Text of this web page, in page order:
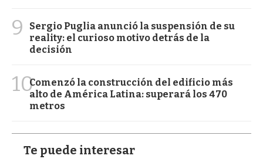
9
Sergio Puglia anunció la suspensión de su
reality: el curioso motivo detrás de la
decisión
10Comenzó la construcción del edificio más
alto de América Latina: superará los 470
metros
Te puede interesar